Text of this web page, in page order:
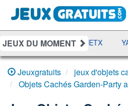
JEUX DU MOMENT
DAMES RAMI JETX
Jeuxgratuits
jeux d'objets
Objets Cachés Garden-Party